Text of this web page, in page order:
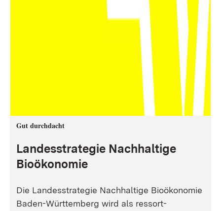
Gut durchdacht
Landesstrategie Nachhaltige
Bioökonomie
Die Landesstrategie Nachhaltige Bioökonomie
Baden-Württemberg wird als ressort-